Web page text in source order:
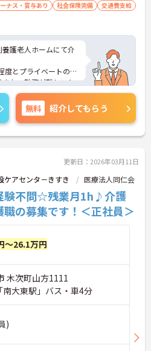
ナス・賞与あり 社会保険完備
交通費支給
護老人ホームにて介
度とプライベートの時
た、勤務が難しいシ
だけるためご家庭と
ポイントなど、さら
軽にご相談くださ
無料 紹介してもらう
更新日：2026年03月11日
ケアセンタ－きすき 医療法人同仁会
験不問☆残業月1h♪介護
の募集です！＜正社員＞
～26.1万円
木次町山方1111
南大東駅」バス・車4分
)